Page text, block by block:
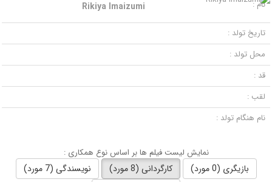
نام : Rikiya Imaizumi
تاریخ تولد :
محل تولد :
قد :
لقب :
نام هنگام تولد :
نمایش لیست فیلم ها بر اساس نوع همکاری :
بازیگری (0 مورد) کارگردانی (8 مورد)
نویسندگی (7 مورد)